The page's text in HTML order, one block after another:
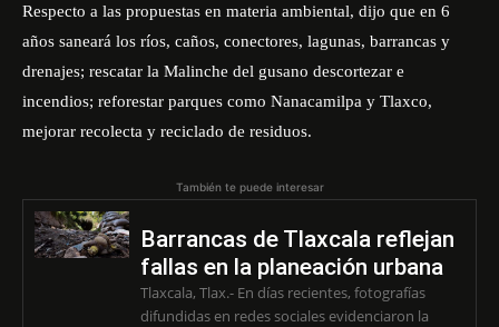
Respecto a las propuestas en materia ambiental, dijo que en 6
años saneará los ríos, caños, conectores, lagunas, barrancas y
drenajes; rescatar la Malinche del gusano descortezar e
incendios; reforestar parques como Nanacamilpa y Tlaxco,
mejorar recolecta y reciclado de residuos.
También te puede interesar
Barrancas de Tlaxcala reflejan
fallas en la planeación urbana
Tlaxcala, Tlax.- En días recientes, fotografías
difundidas en redes sociales evidenciaron la